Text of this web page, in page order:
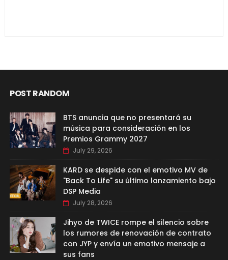
POST RANDOM
BTS anuncia que no presentará su
música para consideración en los
Premios Grammy 2027
July 29, 2026
KARD se despide con el emotivo MV de
"Back To Life" su último lanzamiento bajo
DSP Media
July 28, 2026
Jihyo de TWICE rompe el silencio sobre
los rumores de renovación de contrato
con JYP y envía un emotivo mensaje a
sus fans